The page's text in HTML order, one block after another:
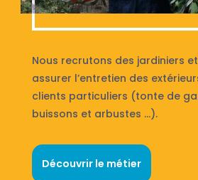
Nous recrutons des jardiniers
assurer l’entretien des
clients particuliers (tonte de
buissons et arbustes …).
Découvrir le métier